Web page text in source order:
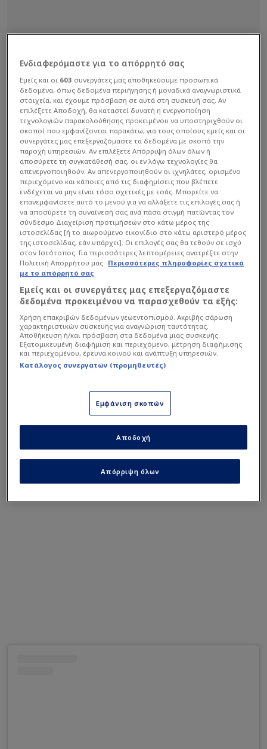
Ο δημοσιογράφος δεν κατάφερε να κρύψει τον
ενθουσιασμό του όταν ο Μέσι πέτυχε το γκολ
που διαμόρφωσε το 2-2 και ο 52χρονος σπίκερ
ξέσπασε σε πανηγυρισμούς, φώναξε με όλη του
τη δύναμη, χτύπησε το τραπέζι και από την
ένταση της στιγμής ξεστόμισε και κάποια...
γαλλικά!
Διαβάστε επίσης...
Άφωνος Ανρί για Μέσι:
"Γράφει την ιστορία με τα
πόδια του, ουάου"!
(ΒΙΝΤΕΟ)
Μύθοι! Η μοναδική επίδοση
των Μέσι-Μαραντόνα
Ο Γκιλάρτ είχε κλέψει τις εντυπώσεις και στην
περιγραφή του τελικού του Παγκοσμίου
Κυπέλλου του 2022.
Ενδιαφερόμαστε για το απόρρητό σας
Εμείς και οι 603 συνεργάτες μας αποθηκεύουμε προσωπικά
δεδομένα, όπως δεδομένα περιήγησης ή μοναδικά αναγνωριστικά
στοιχεία, και έχουμε πρόσβαση σε αυτά στη συσκευή σας. Αν
επιλέξετε Αποδοχή, θα καταστεί δυνατή η ενεργοποίηση
τεχνολογιών παρακολούθησης προκειμένου να υποστηριχθούν οι
σκοποί που εμφανίζονται παρακάτω, για τους οποίους εμείς και οι
συνεργάτες μας επεξεργαζόμαστε τα δεδομένα με σκοπό την
παροχή υπηρεσιών. Αν επιλέξετε Απόρριψη όλων όλων ή
αποσύρετε τη συγκατάθεσή σας, οι εν λόγω τεχνολογίες θα
απενεργοποιηθούν. Αν απενεργοποιηθούν οι ιχνηλάτες, ορισμένο
περιεχόμενο και κάποιες από τις διαφημίσεις που βλέπετε
ενδέχεται να μην είναι τόσο σχετικές με εσάς. Μπορείτε να
επανεμφανίσετε αυτό το μενού για να αλλάξετε τις επιλογές σας ή
να αποσύρετε τη συναίνεσή σας ανά πάσα στιγμή πατώντας τον
σύνδεσμο Διαχείριση προτιμήσεων στο κάτω μέρος της
ιστοσελίδας [ή το αιωρούμενο εικονίδιο στο κάτω αριστερό μέρος
της ιστοσελίδας, εάν υπάρχει]. Οι επιλογές σας θα τεθούν σε ισχύ
στον Ιστότοπος. Για περισσότερες λεπτομέρειες ανατρέξτε στην
Πολιτική Απορρήτου μας. Περισσότερες πληροφορίες σχετικά
με το απόρρητό σας
Εμείς και οι συνεργάτες μας επεξεργαζόμαστε
δεδομένα προκειμένου να παρασχεθούν τα εξής:
Χρήση επακριβών δεδομένων γεωεντοπισμού. Ακριβής σάρωση
χαρακτηριστικών συσκευής για αναγνώριση ταυτότητας.
Αποθήκευση ή/και πρόσβαση στα δεδομένα μιας συσκευής.
Εξατομικευμένη διαφήμιση και περιεχόμενο, μέτρηση διαφήμισης
και περιεχομένου, έρευνα κοινού και ανάπτυξη υπηρεσιών.
Κατάλογος συνεργατών (προμηθευτές)
Εμφάνιση σκοπών
Απόρριψη όλων
Αποδοχή